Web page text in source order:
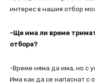
интерес в нашия отбор
-Ще има ли време
отбора?
-Време няма да има, но с
Има как да се напаснат с